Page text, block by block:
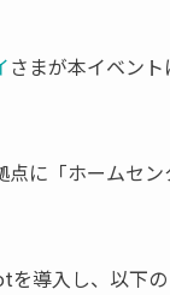
さまが本イベン
に「ホームセ
導入し、以下の